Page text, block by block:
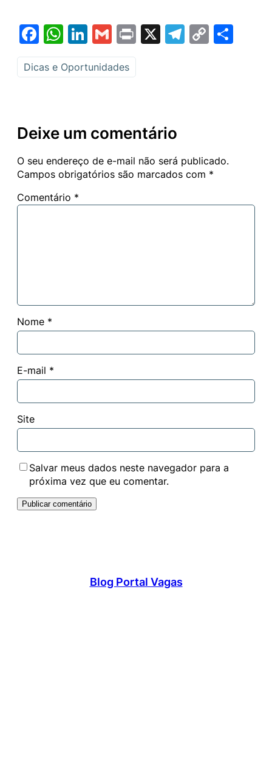
Facebook
WhatsApp
LinkedIn
GmailPrint
X Telegram
Copy
Dicas e Oportunidades
Deixe um comentário
O seu endereço de e-mail não será publicado.
Campos obrigatórios são marcados com *
Comentário *
Nome *
E-mail *
Site
Salvar meus dados neste navegador para a
próxima vez que eu comentar.
Blog Portal Vagas